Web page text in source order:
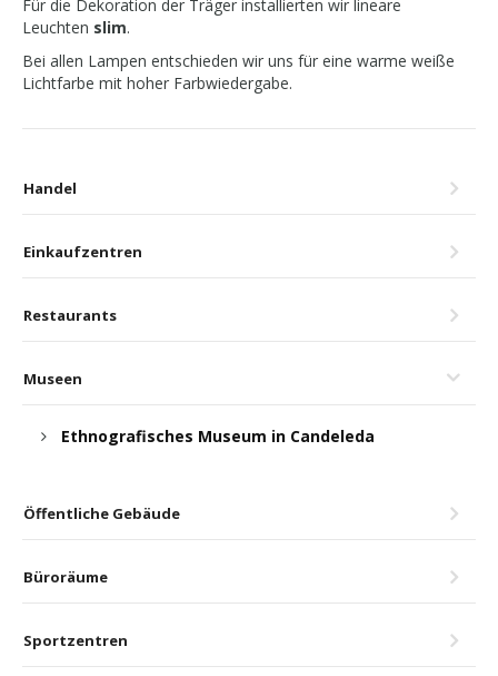
Für die Dekoration der Träger installierten wir lineare
Leuchten slim.
Bei allen Lampen entschieden wir uns für eine warme weiße
Lichtfarbe mit hoher Farbwiedergabe.
Handel
Einkaufzentren
Restaurants
Museen
Ethnografisches Museum in Candeleda
Öffentliche Gebäude
Büroräume
Sportzentren